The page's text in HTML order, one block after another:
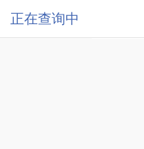
正在查询中